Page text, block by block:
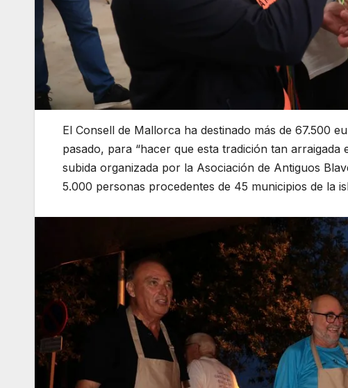
El Consell de Mallorca ha destinado más de 67.500
pasado, para “hacer que esta tradición tan arraigada
subida organizada por la Asociación de Antiguos
5.000 personas procedentes de 45 municipios de la